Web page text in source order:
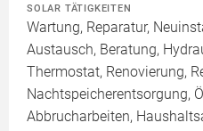
SOLAR TÄTIGKEITEN
Wartung, Reparatur,
Austausch, Beratung,
Thermostat, Renovierung,
Nachtspeicherentsorgung,
Abbrucharbeiten,